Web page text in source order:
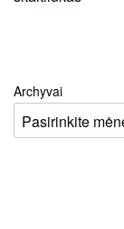
Archyvai